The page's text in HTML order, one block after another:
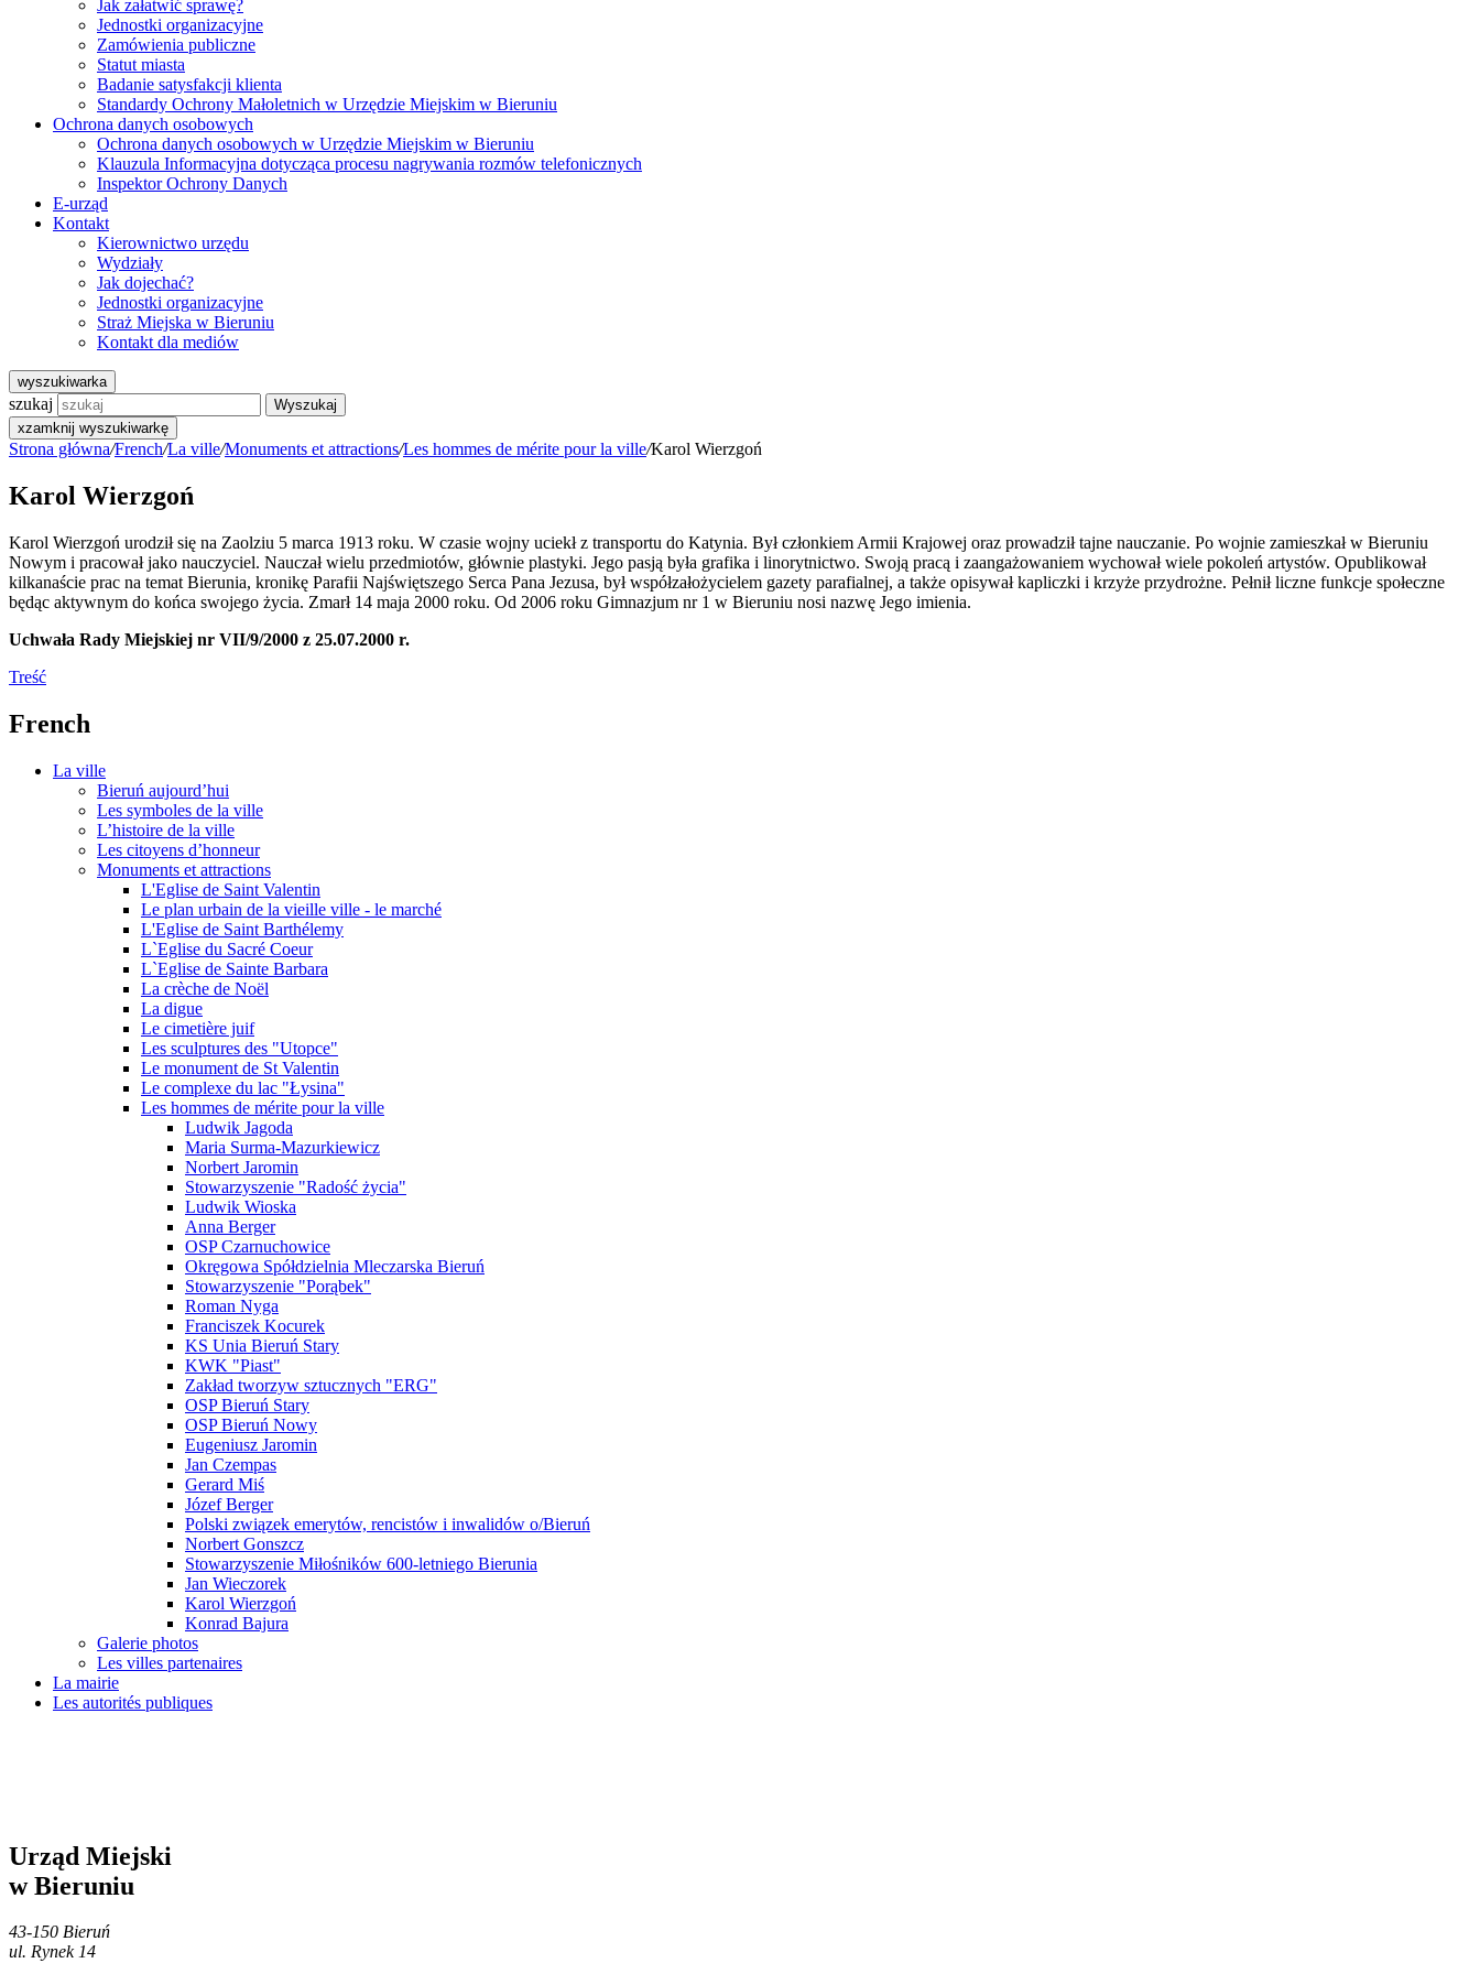
Jak załatwić sprawę?
Jednostki organizacyjne
Zamówienia publiczne
Statut miasta
Badanie satysfakcji klienta
Standardy Ochrony Małoletnich w Urzędzie Miejskim w Bieruniu
Ochrona danych osobowych
Ochrona danych osobowych w Urzędzie Miejskim w Bieruniu
Klauzula Informacyjna dotycząca procesu nagrywania rozmów telefonicznych
Inspektor Ochrony Danych
E-urząd
Kontakt
Kierownictwo urzędu
Wydziały
Jak dojechać?
Jednostki organizacyjne
Straż Miejska w Bieruniu
Kontakt dla mediów
wyszukiwarka
szukaj
Wyszukaj
xzamknij wyszukiwarkę
Strona główna/French/La ville/Monuments et attractions/Les hommes de mérite pour la ville/Karol Wierzgoń
Karol Wierzgoń
Karol Wierzgoń urodził się na Zaolziu 5 marca 1913 roku. W czasie wojny uciekł z transportu do Katynia. Był członkiem Armii Krajowej oraz prowadził tajne nauczanie. Po wojnie zamieszkał w Bieruniu
Nowym i pracował jako nauczyciel. Nauczał wielu przedmiotów, głównie plastyki. Jego pasją była grafika i linorytnictwo. Swoją pracą i zaangażowaniem wychował wiele pokoleń artystów. Opublikował
kilkanaście prac na temat Bierunia, kronikę Parafii Najświętszego Serca Pana Jezusa, był współzałożycielem gazety parafialnej, a także opisywał kapliczki i krzyże przydrożne. Pełnił liczne funkcje społeczne
będąc aktywnym do końca swojego życia. Zmarł 14 maja 2000 roku. Od 2006 roku Gimnazjum nr 1 w Bieruniu nosi nazwę Jego imienia.
Uchwała Rady Miejskiej nr VII/9/2000 z 25.07.2000 r.
Treść
French
La ville
Bieruń aujourd’hui
Les symboles de la ville
L’histoire de la ville
Les citoyens d’honneur
Monuments et attractions
L'Eglise de Saint Valentin
Le plan urbain de la vieille ville - le marché
L'Eglise de Saint Barthélemy
L`Eglise du Sacré Coeur
L`Eglise de Sainte Barbara
La crèche de Noël
La digue
Le cimetière juif
Les sculptures des "Utopce"
Le monument de St Valentin
Le complexe du lac "Łysina"
Les hommes de mérite pour la ville
Ludwik Jagoda
Maria Surma-Mazurkiewicz
Norbert Jaromin
Stowarzyszenie "Radość życia"
Ludwik Wioska
Anna Berger
OSP Czarnuchowice
Okręgowa Spółdzielnia Mleczarska Bieruń
Stowarzyszenie "Porąbek"
Roman Nyga
Franciszek Kocurek
KS Unia Bieruń Stary
KWK "Piast"
Zakład tworzyw sztucznych "ERG"
OSP Bieruń Stary
OSP Bieruń Nowy
Eugeniusz Jaromin
Jan Czempas
Gerard Miś
Józef Berger
Polski związek emerytów, rencistów i inwalidów o/Bieruń
Norbert Gonszcz
Stowarzyszenie Miłośników 600-letniego Bierunia
Jan Wieczorek
Karol Wierzgoń
Konrad Bajura
Galerie photos
Les villes partenaires
La mairie
Les autorités publiques
Urząd Miejski
w Bieruniu
43-150 Bieruń
ul. Rynek 14